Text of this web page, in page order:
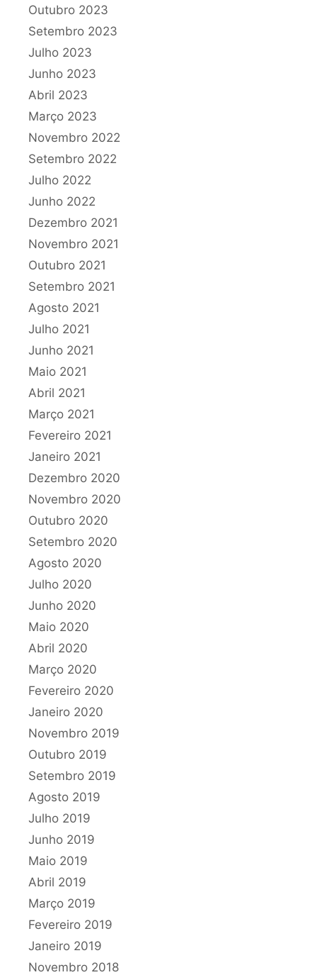
Outubro 2023
Setembro 2023
Julho 2023
Junho 2023
Abril 2023
Março 2023
Novembro 2022
Setembro 2022
Julho 2022
Junho 2022
Dezembro 2021
Novembro 2021
Outubro 2021
Setembro 2021
Agosto 2021
Julho 2021
Junho 2021
Maio 2021
Abril 2021
Março 2021
Fevereiro 2021
Janeiro 2021
Dezembro 2020
Novembro 2020
Outubro 2020
Setembro 2020
Agosto 2020
Julho 2020
Junho 2020
Maio 2020
Abril 2020
Março 2020
Fevereiro 2020
Janeiro 2020
Novembro 2019
Outubro 2019
Setembro 2019
Agosto 2019
Julho 2019
Junho 2019
Maio 2019
Abril 2019
Março 2019
Fevereiro 2019
Janeiro 2019
Novembro 2018